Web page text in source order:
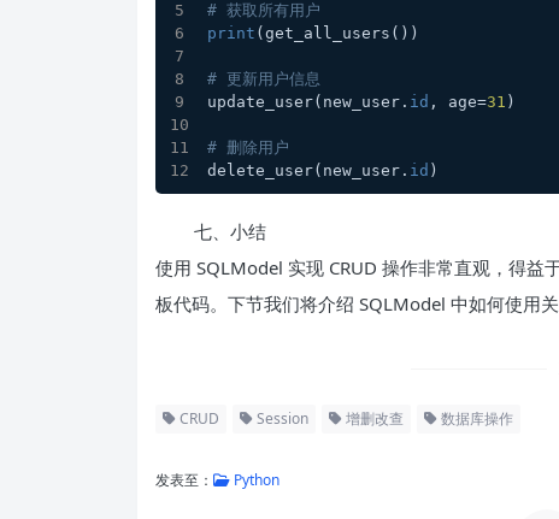
# 获取所有用户
print (get_all_users())
# 更新用户信息
update_user(new_user. id , age=31 )
# 删除用户
delete_user(new_user. id )
七、小结
使用 SQLModel 实现 CRUD 操作非常直观，得
板代码。下节我们将介绍 SQLModel 中如何使用
CRUD Session 增删改查 数据库操作
发表至： Python